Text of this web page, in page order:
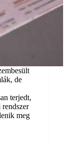
de
terjedt,
rendszer
meg